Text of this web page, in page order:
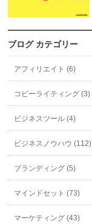
ブログ カテゴリー
アフィリエイト (6)
コピーライティング (3)
ビジネスツール (4)
ビジネスノウハウ (112)
ブランディング (5)
マインドセット (73)
マーケティング (43)